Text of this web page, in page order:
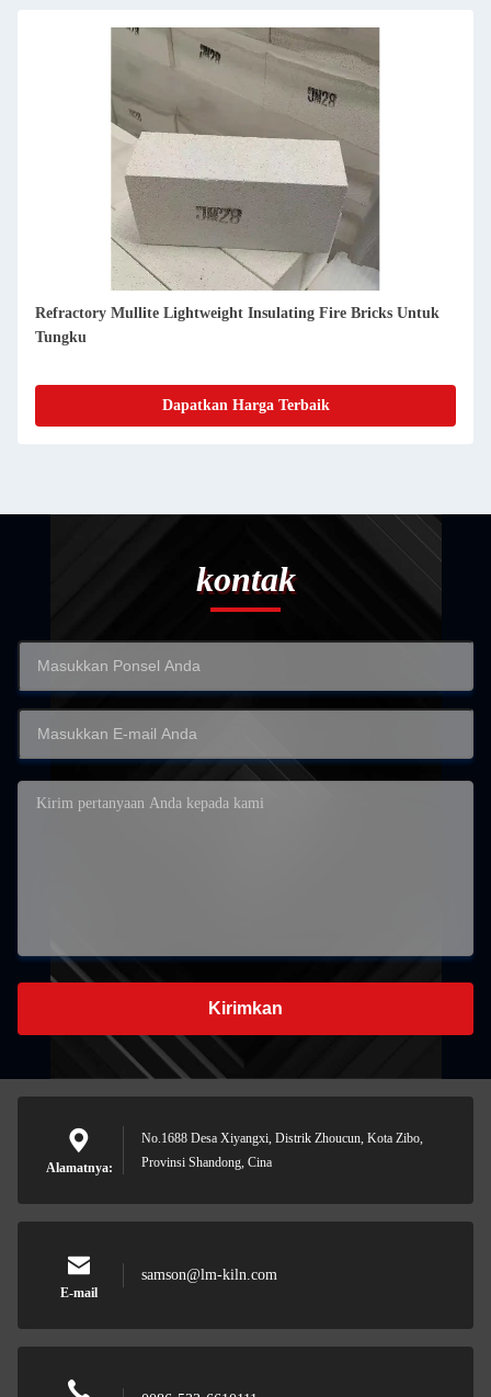
Refractory Mullite Lightweight Insulating Fire Bricks Untuk
Tungku
Dapatkan Harga Terbaik
kontak
Kirimkan
Alamatnya:
No.1688 Desa Xiyangxi, Distrik Zhoucun, Kota Zibo,
Provinsi Shandong, Cina
E-mail
samson@lm-kiln.com